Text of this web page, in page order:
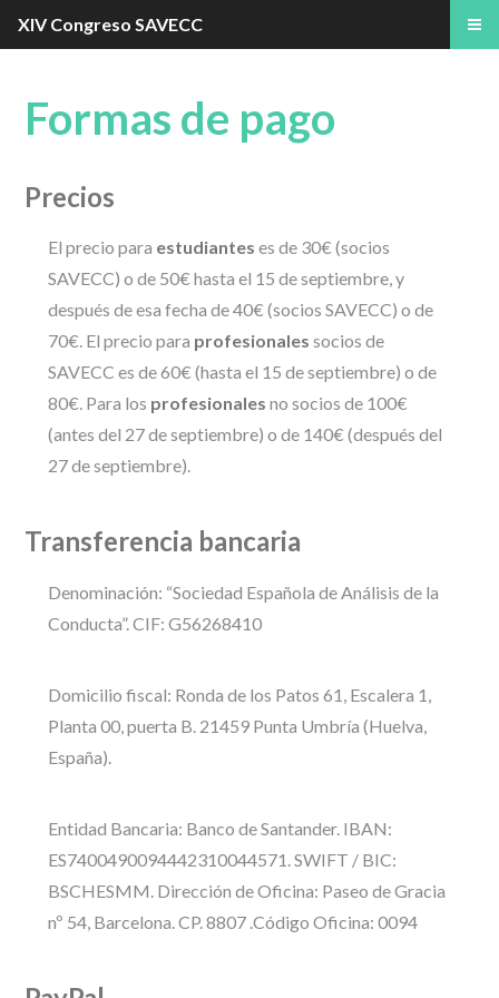
Formas de pago
Precios
El precio para estudiantes es de 30€ (socios
SAVECC) o de 50€ hasta el 15 de septiembre, y
después de esa fecha de 40€ (socios SAVECC) o de
70€. El precio para profesionales socios de
SAVECC es de 60€ (hasta el 15 de septiembre) o de
80€. Para los profesionales no socios de 100€
(antes del 27 de septiembre) o de 140€ (después del
27 de septiembre).
Transferencia bancaria
Denominación: “Sociedad Española de Análisis de la
Conducta”. CIF: G56268410
Domicilio fiscal: Ronda de los Patos 61, Escalera 1,
Planta 00, puerta B. 21459 Punta Umbría (Huelva,
España).
Entidad Bancaria: Banco de Santander. IBAN:
ES7400490094442310044571. SWIFT / BIC:
BSCHESMM. Dirección de Oficina: Paseo de Gracia
nº 54, Barcelona. CP. 8807 .Código Oficina: 0094
XIV Congreso SAVECC